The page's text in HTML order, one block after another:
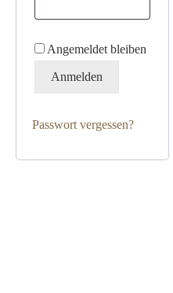
Angemeldet bleiben
Anmelden
Passwort vergessen?